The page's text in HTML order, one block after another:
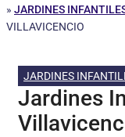
» JARDINES
VILLAVICENCIO
JARDINES
Jardines